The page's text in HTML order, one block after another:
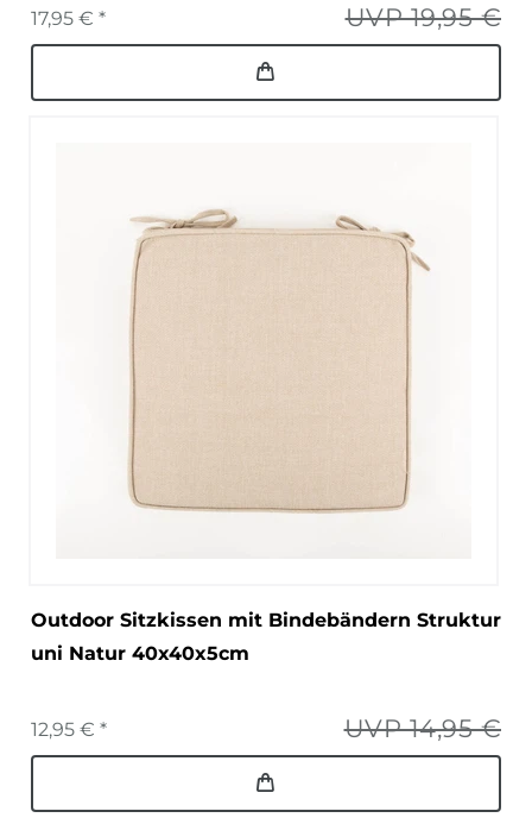
UVP 19,95 €
17,95 € *
Outdoor Sitzkissen mit Bindebändern Struktur
uni Natur 40x40x5cm
UVP 14,95 €
12,95 € *